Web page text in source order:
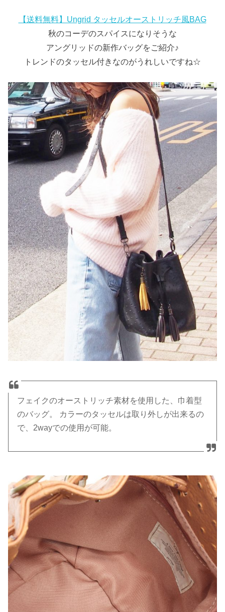
【送料無料】Ungrid タッセルオーストリッチ風BAG
秋のコーデのスパイスになりそうな
アングリッドの新作バッグをご紹介♪
トレンドのタッセル付きなのがうれしいですね☆
フェイクのオーストリッチ素材を使用した、巾着型
のバッグ。 カラーのタッセルは取り外しが出来るの
で、2wayでの使用が可能。